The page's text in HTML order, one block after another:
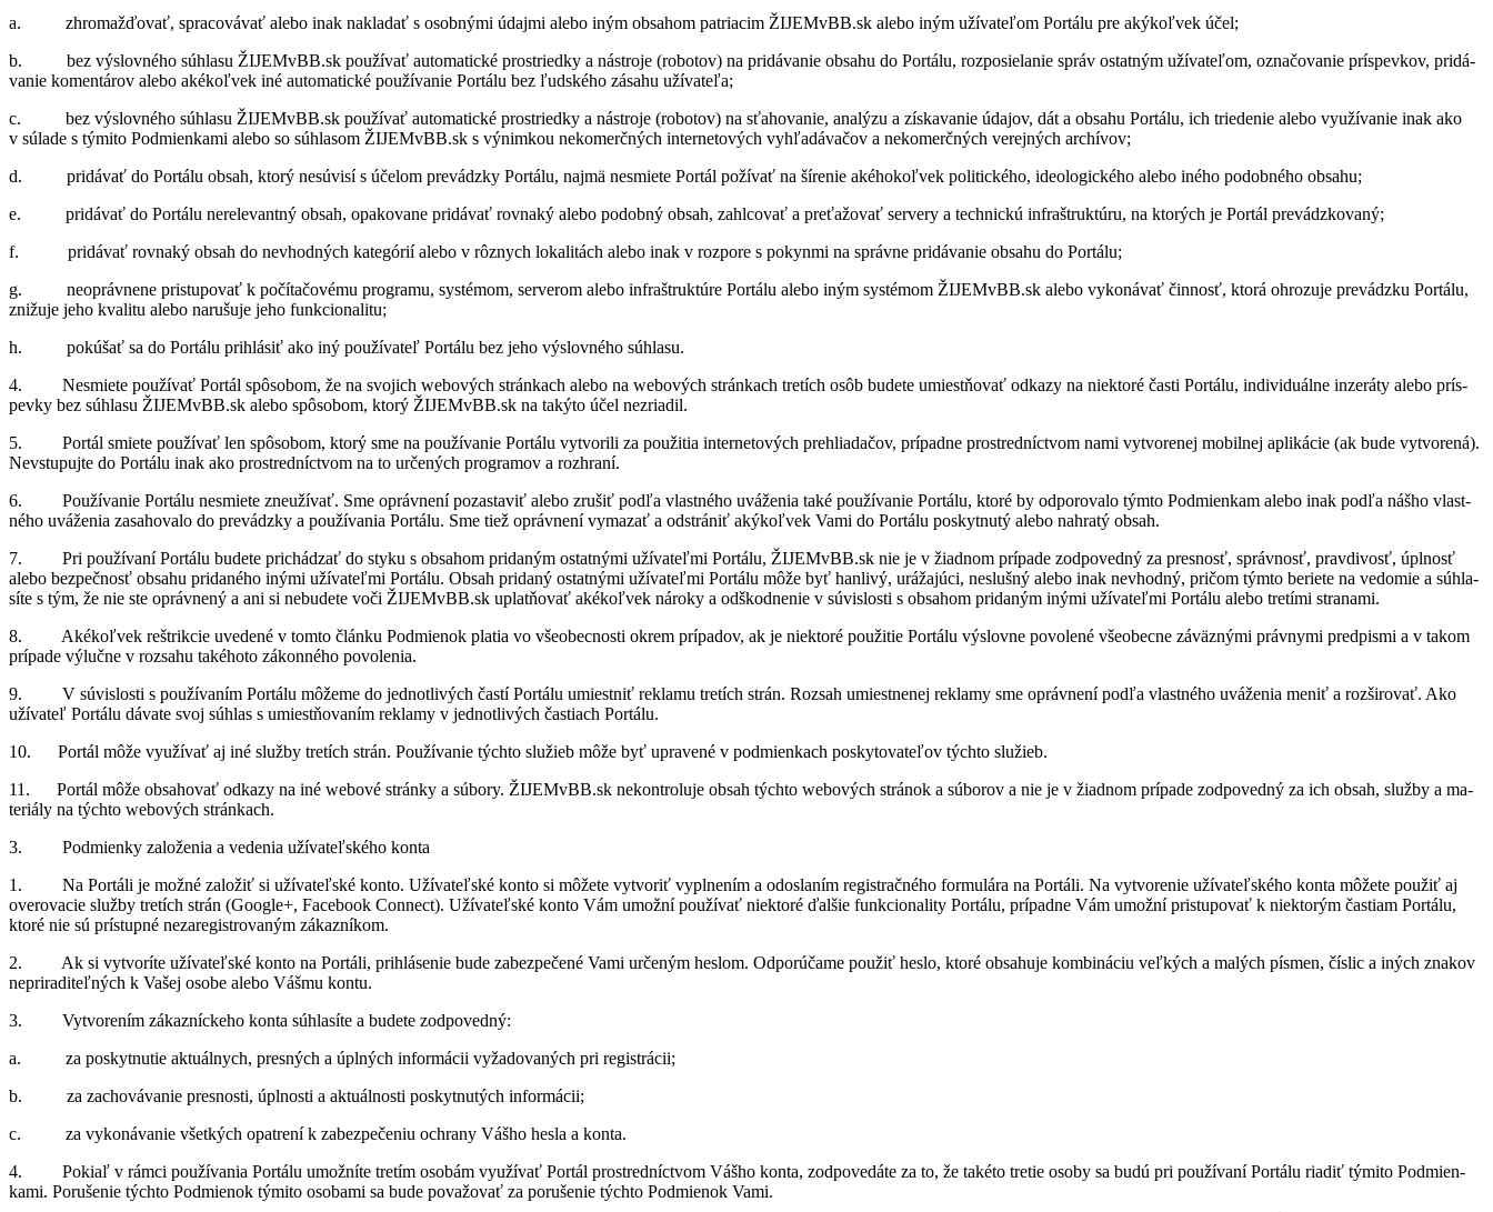
a. zhro­maž­ďo­vať, spra­co­vá­vať alebo inak na­kla­dať s osob­nými údajmi alebo iným ob­sa­hom pat­ria­cim ŽIJEMvBB.sk alebo iným uží­va­te­ľom Por­tálu pre aký­koľ­vek účel;
b. bez vý­slov­ného sú­hlasu ŽIJEMvBB.sk po­u­ží­vať au­to­ma­tické pros­triedky a ná­stroje (ro­bo­tov) na pri­dá­va­nie ob­sahu do Por­tálu, roz­po­sie­la­nie správ os­tat­ným uží­va­te­ľom, ozna­čo­va­nie prís­pev­kov, pri­dá­
va­nie ko­men­tá­rov alebo aké­koľ­vek iné au­to­ma­tické po­u­ží­va­nie Por­tálu bez ľud­ského zá­sahu uží­va­teľa;
c. bez vý­slov­ného sú­hlasu ŽIJEMvBB.sk po­u­ží­vať au­to­ma­tické pros­triedky a ná­stroje (ro­bo­tov) na sťa­ho­va­nie, ana­lýzu a zís­ka­va­nie úda­jov, dát a ob­sahu Por­tálu, ich trie­de­nie alebo vy­uží­va­nie inak ako
v sú­lade s tý­mito Pod­mien­kami alebo so sú­hla­som ŽIJEMvBB.sk s vý­nim­kou ne­ko­merč­ných in­ter­ne­to­vých vy­hľa­dá­va­čov a ne­ko­merč­ných ve­rej­ných ar­chí­vov;
d. pri­dá­vať do Por­tálu ob­sah, ktorý ne­sú­visí s úče­lom pre­vádzky Por­tálu, najmä ne­smiete Por­tál po­ží­vať na ší­re­nie aké­ho­koľ­vek po­li­tic­kého, ide­olo­gic­kého alebo iného po­dob­ného ob­sahu;
e. pri­dá­vať do Por­tálu ne­re­le­vantný ob­sah, opa­ko­vane pri­dá­vať rov­naký alebo po­dobný ob­sah, za­hl­co­vať a pre­ťa­žo­vať ser­very a tech­nickú in­fra­štruk­túru, na kto­rých je Por­tál pre­vádz­ko­vaný;
f. pri­dá­vať rov­naký ob­sah do ne­vhod­ných ka­te­gó­rií alebo v rôz­nych lo­ka­li­tách alebo inak v roz­pore s po­kynmi na správne pri­dá­va­nie ob­sahu do Por­tálu;
g. ne­o­práv­nene pri­stu­po­vať k po­čí­ta­čo­vému prog­ramu, sys­té­mom, ser­ve­rom alebo in­fra­štruk­túre Por­tálu alebo iným sys­té­mom ŽIJEMvBB.sk alebo vy­ko­ná­vať čin­nosť, ktorá ohro­zuje pre­vádzku Por­tálu,
zni­žuje jeho kva­litu alebo na­ru­šuje jeho fun­kci­ona­litu;
h. po­kú­šať sa do Por­tálu pri­hlá­siť ako iný po­u­ží­va­teľ Por­tálu bez jeho vý­slov­ného sú­hlasu.
4. Ne­smiete po­u­ží­vať Por­tál spô­so­bom, že na svo­jich we­bo­vých strán­kach alebo na we­bo­vých strán­kach tre­tích osôb bu­dete umiest­ňo­vať od­kazy na nie­ktoré časti Por­tálu, in­di­vi­du­álne in­ze­ráty alebo prís­
pevky bez sú­hlasu ŽIJEMvBB.sk alebo spô­so­bom, ktorý ŽIJEMvBB.sk na ta­kýto účel ne­zria­dil.
5. Por­tál smiete po­u­ží­vať len spô­so­bom, ktorý sme na po­u­ží­va­nie Por­tálu vy­tvo­rili za po­u­ži­tia in­ter­ne­to­vých pre­hlia­da­čov, prí­padne pro­stred­níc­tvom nami vy­tvo­re­nej mo­bil­nej ap­li­ká­cie (ak bude vy­tvo­rená).
Ne­v­stu­pujte do Por­tálu inak ako pro­stred­níc­tvom na to ur­če­ných prog­ra­mov a ro­z­hraní.
6. Po­u­ží­va­nie Por­tálu ne­smiete zne­uží­vať. Sme opráv­není po­za­sta­viť alebo zru­šiť podľa vlast­ného uvá­že­nia také po­u­ží­va­nie Por­tálu, ktoré by od­po­ro­valo týmto Pod­mien­kam alebo inak podľa nášho vlast­
ného uvá­že­nia za­sa­ho­valo do pre­vádzky a po­u­ží­va­nia Por­tálu. Sme tiež opráv­není vy­ma­zať a od­strá­niť aký­koľ­vek Vami do Por­tálu po­skyt­nutý alebo na­hratý ob­sah.
7. Pri po­u­ží­vaní Por­tálu bu­dete pri­chá­dzať do styku s ob­sa­hom pri­da­ným os­tat­nými uží­va­teľmi Por­tálu, ŽIJEMvBB.sk nie je v žiad­nom prí­pade zod­po­vedný za pres­nosť, správ­nosť, prav­di­vosť, úpl­nosť
alebo bez­peč­nosť ob­sahu pri­da­ného inými uží­va­teľmi Por­tálu. Ob­sah pri­daný os­tat­nými uží­va­teľmi Por­tálu môže byť han­livý, urá­ža­júci, ne­slušný alebo inak ne­vhodný, pri­čom týmto be­riete na ve­do­mie a sú­hla­
síte s tým, že nie ste opráv­nený a ani si ne­bu­dete voči ŽIJEMvBB.sk uplat­ňo­vať aké­koľ­vek ná­roky a od­škod­ne­nie v sú­vis­losti s ob­sa­hom pri­da­ným inými uží­va­teľmi Por­tálu alebo tre­tími stra­nami.
8. Aké­koľ­vek re­štrik­cie uve­dené v tomto článku Pod­mie­nok pla­tia vo vše­obec­nosti ok­rem prí­pa­dov, ak je nie­ktoré po­u­ži­tie Por­tálu vý­slovne po­vo­lené vše­obecne zá­väz­nými práv­nymi pred­pismi a v ta­kom
prí­pade vý­lučne v roz­sahu ta­ké­hoto zá­kon­ného po­vo­le­nia.
9. V sú­vis­losti s po­u­ží­va­ním Por­tálu mô­žeme do jed­not­li­vých častí Por­tálu umiest­niť re­klamu tre­tích strán. Roz­sah umiest­ne­nej re­klamy sme opráv­není podľa vlast­ného uvá­že­nia me­niť a roz­ši­ro­vať. Ako
uží­va­teľ Por­tálu dá­vate svoj sú­hlas s umiest­ňo­va­ním re­klamy v jed­not­li­vých čas­tiach Por­tálu.
10. Por­tál môže vy­uží­vať aj iné služby tre­tích strán. Po­u­ží­va­nie týchto slu­žieb môže byť upra­vené v pod­mien­kach po­sky­to­va­te­ľov týchto slu­žieb.
11. Por­tál môže ob­sa­ho­vať od­kazy na iné we­bové stránky a sú­bory. ŽIJEMvBB.sk ne­kon­tro­luje ob­sah týchto we­bo­vých strá­nok a sú­bo­rov a nie je v žiad­nom prí­pade zod­po­vedný za ich ob­sah, služby a ma­
te­riály na týchto we­bo­vých strán­kach.
3. Pod­mienky za­lo­že­nia a ve­de­nia uží­va­teľ­ského konta
1. Na Por­táli je možné za­lo­žiť si uží­va­teľ­ské konto. Uží­va­teľ­ské konto si mô­žete vy­tvo­riť vy­pl­ne­ním a odo­sla­ním re­gis­trač­ného for­mu­lára na Por­táli. Na vy­tvo­re­nie uží­va­teľ­ského konta mô­žete po­u­žiť aj
ove­ro­va­cie služby tre­tích strán (Go­ogle+, Fa­ce­book Con­nect). Uží­va­teľ­ské konto Vám umožní po­u­ží­vať nie­ktoré ďal­šie fun­kci­ona­lity Por­tálu, prí­padne Vám umožní pri­stu­po­vať k nie­kto­rým čas­tiam Por­tálu,
ktoré nie sú prí­stupné ne­za­re­gis­tro­va­ným zá­kaz­ní­kom.
2. Ak si vy­tvo­ríte uží­va­teľ­ské konto na Por­táli, pri­hlá­se­nie bude za­bez­pe­čené Vami ur­če­ným hes­lom. Od­po­rú­čame po­u­žiť heslo, ktoré ob­sa­huje kom­bi­ná­ciu veľ­kých a ma­lých pís­men, čís­lic a iných zna­kov
ne­pri­ra­di­teľ­ných k Va­šej osobe alebo Vášmu kontu.
3. Vy­tvo­re­ním zá­kaz­níc­keho konta sú­hla­síte a bu­dete zod­po­vedný:
a. za po­skyt­nu­tie ak­tu­ál­nych, pres­ných a úpl­ných in­for­má­cii vy­ža­do­va­ných pri re­gis­trá­cii;
b. za za­cho­vá­va­nie pres­nosti, úpl­nosti a ak­tu­ál­nosti po­skyt­nu­tých in­for­má­cii;
c. za vy­ko­ná­va­nie všet­kých opat­rení k za­bez­pe­če­niu ochrany Vášho hesla a konta.
4. Po­kiaľ v rámci po­u­ží­va­nia Por­tálu umož­níte tre­tím oso­bám vy­uží­vať Por­tál pro­stred­níc­tvom Vášho konta, zod­po­ve­dáte za to, že ta­kéto tre­tie osoby sa budú pri po­u­ží­vaní Por­tálu ria­diť tý­mito Pod­mien­
kami. Po­ru­še­nie týchto Pod­mie­nok tý­mito oso­bami sa bude po­va­žo­vať za po­ru­še­nie týchto Pod­mie­nok Vami.